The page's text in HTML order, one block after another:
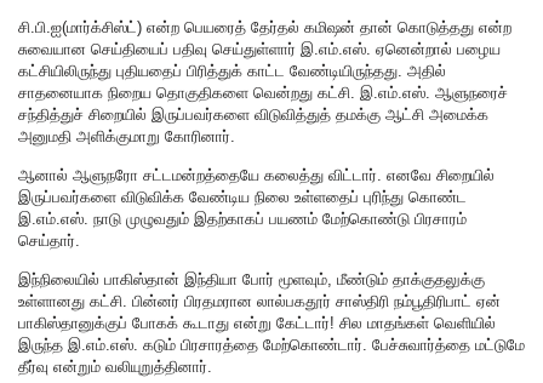
சி.பி.ஐ(மார்க்சிஸ்ட்) என்ற பெயரைத் தேர்தல் கமிஷன் தான் கொடுத்தது என்ற
சுவையான செய்தியைப் பதிவு செய்துள்ளார் இ.எம்.எஸ். ஏனென்றால் பழைய
கட்சியிலிருந்து புதியதைப் பிரித்துக் காட்ட வேண்டியிருந்தது. அதில்
சாதனையாக நிறைய தொகுதிகளை வென்றது கட்சி. இ.எம்.எஸ். ஆளுநரைச்
சந்தித்துச் சிறையில் இருப்பவர்களை விடுவித்துத் தமக்கு ஆட்சி அமைக்க
அனுமதி அளிக்குமாறு கோரினார்.
ஆனால் ஆளுநரோ சட்டமன்றத்தையே கலைத்து விட்டார். எனவே சிறையில்
இருப்பவர்களை விடுவிக்க வேண்டிய நிலை உள்ளதைப் புரிந்து கொண்ட
இ.எம்.எஸ். நாடு முழுவதும் இதற்காகப் பயணம் மேற்கொண்டு பிரசாரம்
செய்தார்.
இந்நிலையில் பாகிஸ்தான் இந்தியா போர் மூளவும், மீண்டும் தாக்குதலுக்கு
உள்ளானது கட்சி. பின்னர் பிரதமரான லால்பகதூர் சாஸ்திரி நம்பூதிரிபாட் ஏன்
பாகிஸ்தானுக்குப் போகக் கூடாது என்று கேட்டார்! சில மாதங்கள் வெளியில்
இருந்த இ.எம்.எஸ். கடும் பிரசாரத்தை மேற்கொண்டார். பேச்சுவார்த்தை மட்டுமே
தீர்வு என்றும் வலியுறுத்தினார்.